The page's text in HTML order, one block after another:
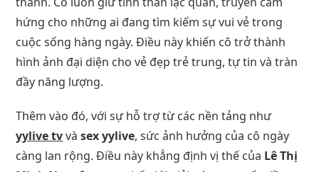
hứng cho những ai đang tìm kiếm sự vui vẻ trong
cuộc sống hàng ngày. Điều này khiến cô trở thành
hình ảnh đại diện cho vẻ đẹp trẻ trung, tự tin và tràn
đầy năng lượng.
Thêm vào đó, với sự hỗ trợ từ các nền tảng như
yylive tvvàsex yylive, sức ảnh hưởng của cô ngày
càng lan rộng. Điều này khẳng định vị thế của Lê Thị